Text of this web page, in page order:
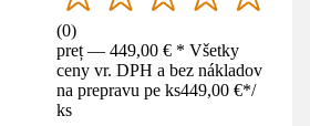
(0)
preț — 449,00 € * Všetky
ceny vr. DPH a bez nákladov
na prepravu pe ks449,00 €*/
ks